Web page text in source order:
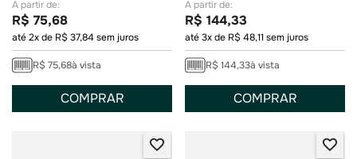
R$ 75,68
até2x de R$37,84sem juros
R$ 75,68à vista
COMPRAR
R$ 144,33
até3x de R$48,11 sem juros
R$ 144,33à vista
COMPRAR